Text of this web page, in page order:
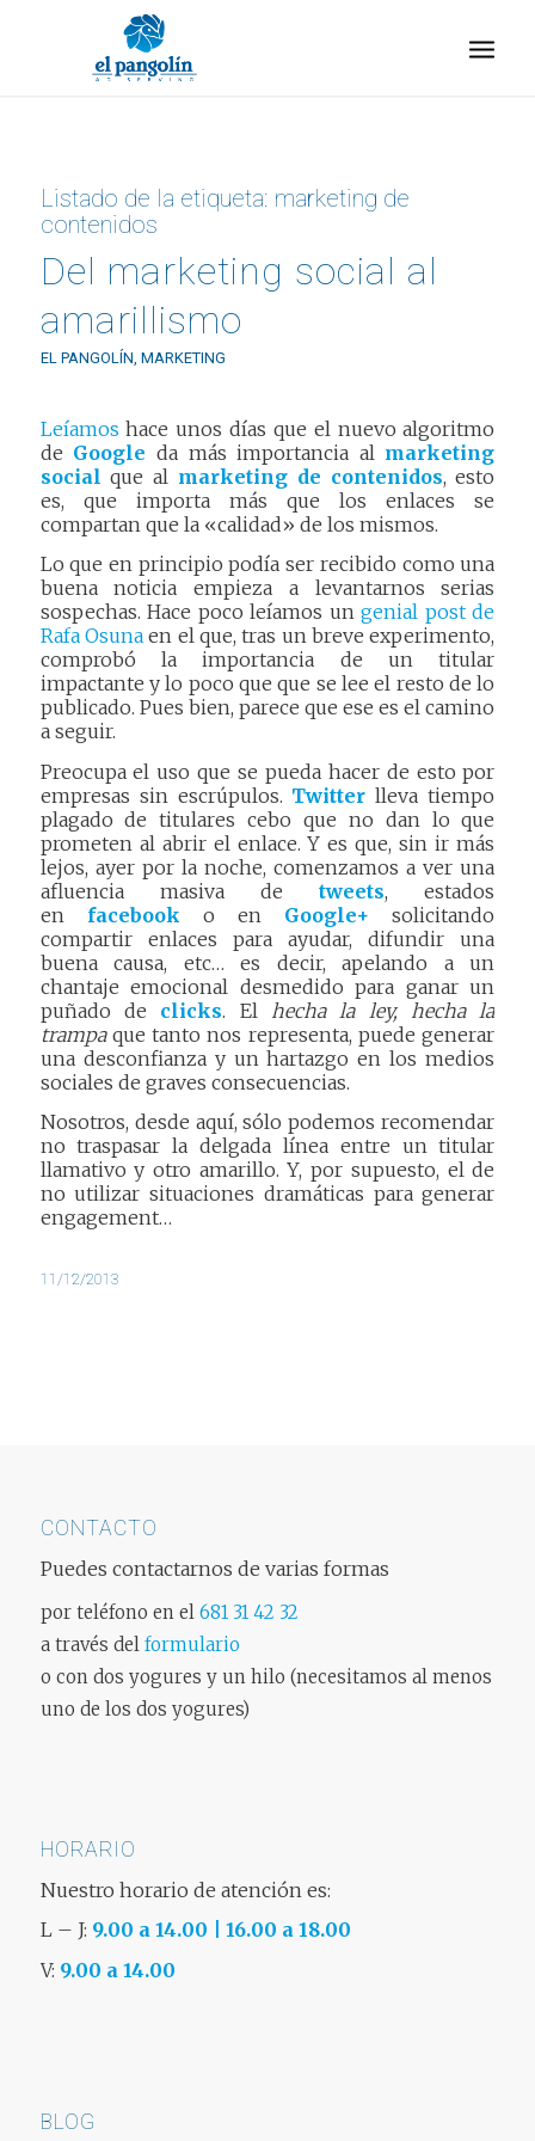
Listado de la etiqueta: marketing de
contenidos
Del marketing social al
amarillismo
EL PANGOLÍN, MARKETING
Leíamoshace unos días que el nuevo algoritmo
de Google da más importancia al marketing
social que al marketing de contenidos, esto
es, que importa más que los enlaces se
compartan que la «calidad» de los mismos.
Lo que en principio podía ser recibido como una
buena noticia empieza a levantarnos serias
sospechas. Hace poco leíamos ungenial post de
Rafa Osunaen el que, tras un breve experimento,
comprobó la importancia de un titular
impactante y lo poco que que se lee el resto de lo
publicado. Pues bien, parece que ese es el camino
a seguir.
Preocupa el uso que se pueda hacer de esto por
empresas sin escrúpulos. Twitter lleva tiempo
plagado de titulares cebo que no dan lo que
prometen al abrir el enlace. Y es que, sin ir más
lejos, ayer por la noche, comenzamos a ver una
afluencia masiva detweets, estados
en facebook o en Google+ solicitando
compartir enlaces para ayudar, difundir una
buena causa, etc… es decir, apelando a un
chantaje emocional desmedido para ganar un
puñado de clicks. El hecha la ley, hecha la
trampaque tanto nos representa, puede generar
una desconfianza y un hartazgo en los medios
sociales de graves consecuencias.
Nosotros, desde aquí, sólo podemos recomendar
no traspasar la delgada línea entre un titular
llamativo y otro amarillo. Y, por supuesto, el de
no utilizar situaciones dramáticas para generar
engagement…
11/12/2013
CONTACTO
Puedes contactarnos de varias formas
por teléfono en el 681 31 42 32
a través del formulario
o con dos yogures y un hilo (necesitamos al menos
uno de los dos yogures)
HORARIO
Nuestro horario de atención es:
L – J: 9.00 a 14.00 | 16.00 a 18.00
V: 9.00 a 14.00
BLOG